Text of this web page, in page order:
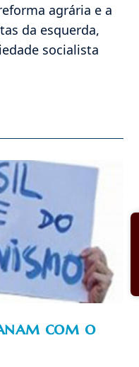
agrária e a
da esquerda,
socialista
com o